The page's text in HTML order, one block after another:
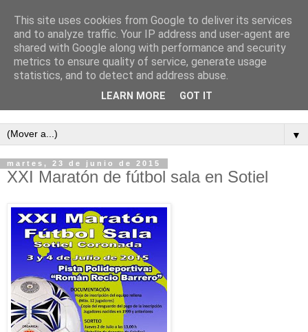
Semanario independiente de Calañas
▼
martes, 23 de junio de 2015
XXI Maratón de fútbol sala en Sotiel
This site uses cookies from Google to deliver its services
and to analyze traffic. Your IP address and user-agent are
shared with Google along with performance and security
metrics to ensure quality of service, generate usage
statistics, and to detect and address abuse.
LEARN MORE GOT IT